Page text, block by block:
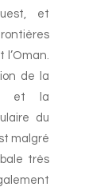
et
de la
et la
du
malgré
très